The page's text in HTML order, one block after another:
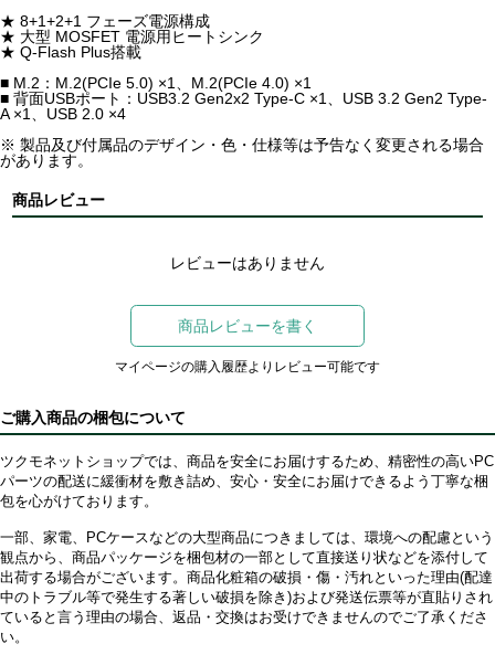
★ 8+1+2+1 フェーズ電源構成
★ 大型 MOSFET 電源用ヒートシンク
★ Q-Flash Plus搭載
■ M.2：M.2(PCIe 5.0) ×1、M.2(PCIe 4.0) ×1
■ 背面USBポート：USB3.2 Gen2x2 Type-C ×1、USB 3.2 Gen2 Type-
A ×1、USB 2.0 ×4
※ 製品及び付属品のデザイン・色・仕様等は予告なく変更される場合
があります。
商品レビュー
レビューはありません
商品レビューを書く
マイページの購入履歴よりレビュー可能です
ご購入商品の梱包について
ツクモネットショップでは、商品を安全にお届けするため、精密性の高いPC
パーツの配送に緩衝材を敷き詰め、安心・安全にお届けできるよう丁寧な梱
包を心がけております。
一部、家電、PCケースなどの大型商品につきましては、環境への配慮という
観点から、商品パッケージを梱包材の一部として直接送り状などを添付して
出荷する場合がございます。商品化粧箱の破損・傷・汚れといった理由(配達
中のトラブル等で発生する著しい破損を除き)および発送伝票等が直貼りされ
ていると言う理由の場合、返品・交換はお受けできませんのでご了承くださ
い。